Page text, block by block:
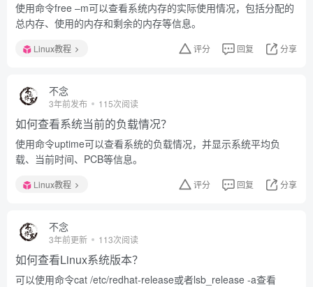
使用命令free –m可以查看系统内存的实际使用情况，包括分配的
总内存、使用的内存和剩余的内存等信息。
Linux教程 评分 回复 分享
不念
3年前发布 115次阅读
如何查看系统当前的负载情况？
使用命令uptime可以查看系统的负载情况，并显示系统平均负
载、当前时间、PCB等信息。
Linux教程 评分 回复 分享
不念
3年前更新 113次阅读
如何查看Linux系统版本？
可以使用命令cat /etc/redhat-release或者lsb_release -a查看